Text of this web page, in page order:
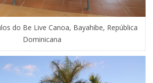
do Be Live Canoa, Bayahibe, República
Dominicana